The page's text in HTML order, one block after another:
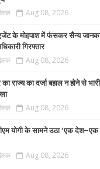
Aug 08, 2026
एजेंट के मोहपाश में फंसकर सैन्य
गिरफ्तार
Aug 08, 2026
राज्य का दर्जा बहाल न होने से
Aug 08, 2026
योगी के सामने उठा ‘एक देश–एक
Aug 08, 2026